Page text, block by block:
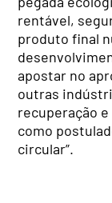
rentável,
produto final
apostar no
outras
recuperação
como
circular”.